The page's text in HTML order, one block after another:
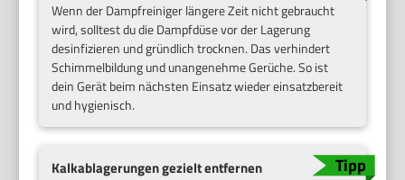
Wenn der Dampfreiniger längere Zeit nicht gebraucht
wird, solltest du die Dampfdüse vor der Lagerung
desinfizieren und gründlich trocknen. Das verhindert
Schimmelbildung und unangenehme Gerüche. So ist
dein Gerät beim nächsten Einsatz wieder einsatzbereit
und hygienisch.
Kalkablagerungen gezielt entfernen